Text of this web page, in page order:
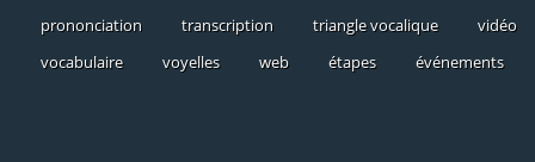
prononciation
transcription triangle vocalique
vidéo
vocabulaire
voyelles web étapes événements